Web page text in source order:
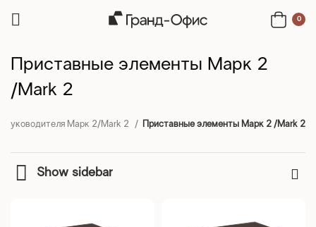
0
Приставные элементы Марк 2
/Mark 2
руководителя Марк 2/Mark 2 Приставные элементы Марк 2 /Mark 2
Show sidebar